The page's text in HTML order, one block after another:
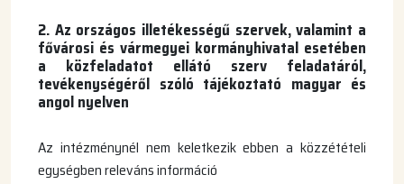
2. Az országos illetékességű szervek, valamint a
fővárosi és vármegyei kormányhivatal esetében
a közfeladatot ellátó szerv feladatáról,
tevékenységéről szóló tájékoztató magyar és
angol nyelven
Az intézménynél nem keletkezik ebben a közzétételi
egységben releváns információ